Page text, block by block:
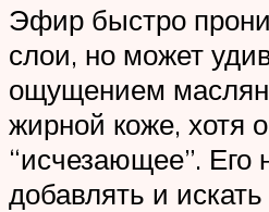
Эфир быстро
слои, но может
ощущением
жирной коже, хотя
“исчезающее”. Его
добавлять и